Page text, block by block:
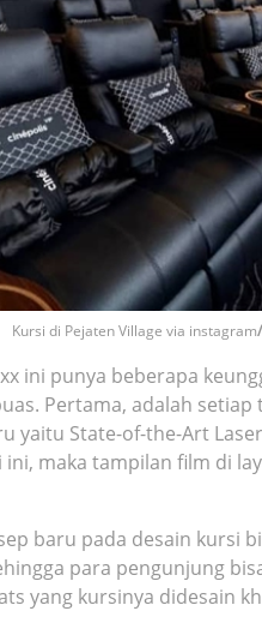
Kursi di Pejaten Village via instagram/
ini punya beberapa
Pertama, adalah
yaitu State-of-the-Art
maka tampilan film di
baru pada desain kursi
para pengunjung
yang kursinya didesain